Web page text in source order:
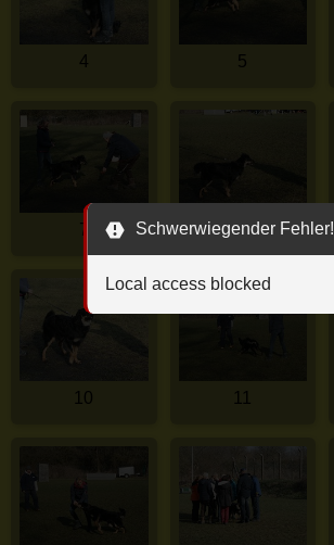
4 5
7 8
10 11
Schwerwiegender Fehler!
Local access blocked